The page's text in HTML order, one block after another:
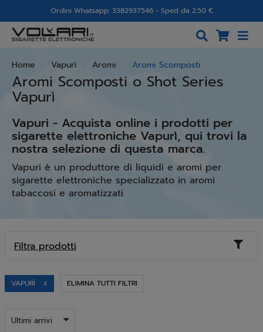
Ordini Whatsapp: 3382937546 - Sped da 2.50 €
Home Vapurì Aromi Aromi Scomposti
Aromi Scomposti o Shot Series
Vapurì
Vapuri - Acquista online i prodotti per
sigarette elettroniche Vapurì, qui trovi la
nostra selezione di questa marca.
Vapuri è un produttore di liquidi e aromi per
sigarette elettroniche specializzato in aromi
tabaccosi e aromatizzati
Filtra prodotti
VAPURÌ X ELIMINA TUTTI FILTRI
Ultimi arrivi